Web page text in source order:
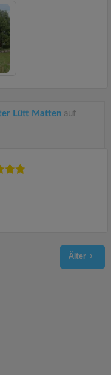
Lütt Matten auf
Älter